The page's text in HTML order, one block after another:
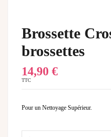
Brossette
brossettes
14,90 €
TTC
Pour un Nettoyage Supérieur.